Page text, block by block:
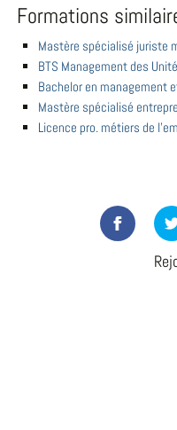
Formations
Mastère spécialisé juriste
BTS Management des
Bachelor en management
Mastère spécialisé
Licence pro. métiers de